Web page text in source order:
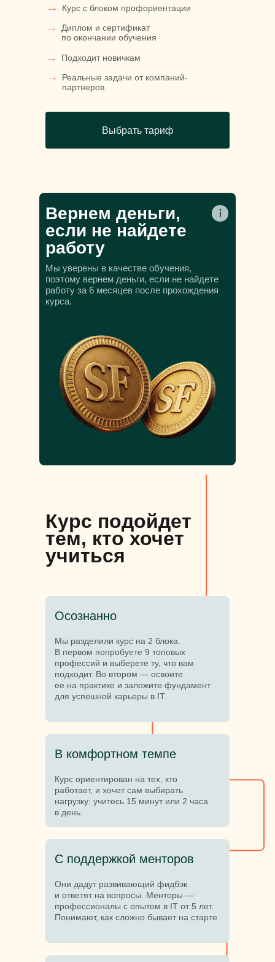
Выбрать тариф
→ Курс с блоком профориентации
→
Реальные задачи от компаний-
партнеров
→
→
Диплом и сертификат
по окончании обучения
Подходит новичкам
Вернем деньги,
если не найдете
работу
Мы уверены в качестве обучения,
поэтому вернем деньги, если не найдете
работу за 6 месяцев после прохождения
курса.
Курс подойдет
тем, кто хочет
учиться
Осознанно
Мы разделили курс на 2 блока.
В первом попробуете 9 топовых
профессий и выберете ту, что вам
подходит. Во втором — освоите
ее на практике и заложите фундамент
для успешной карьеры в IT
В комфортном темпе
Курс ориентирован на тех, кто
работает, и хочет сам выбирать
нагрузку: учитесь 15 минут или 2 часа
в день.
С поддержкой менторов
Они дадут развивающий фидбэк
и ответят на вопросы. Менторы —
профессионалы с опытом в IT от 5 лет.
Понимают, как сложно бывает на старте